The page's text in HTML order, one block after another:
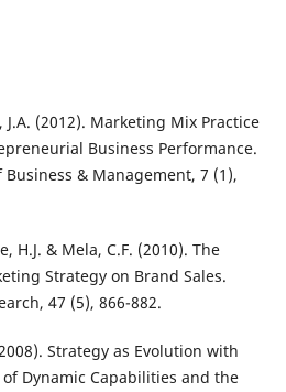
(2012). Marketing Mix Practice
Business Performance.
& Management, 7 (1),
H.J. & Mela, C.F. (2010). The
Strategy on Brand Sales.
47 (5), 866-882.
Strategy as Evolution with
Dynamic Capabilities and the